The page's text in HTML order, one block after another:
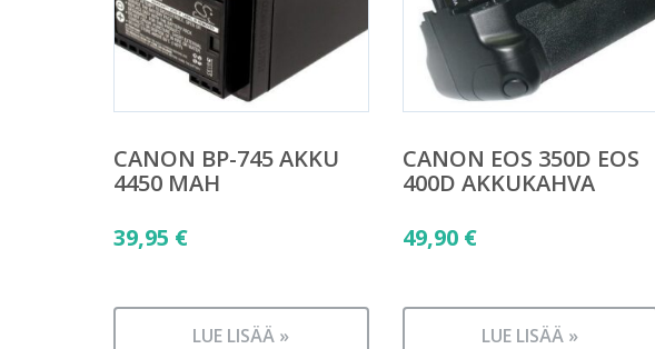
CANON BP-745 AKKU
4450 MAH
39,95 €
LUE LISÄÄ »
CANON EOS 350D EOS
400D AKKUKAHVA
49,90 €
LUE LISÄÄ »